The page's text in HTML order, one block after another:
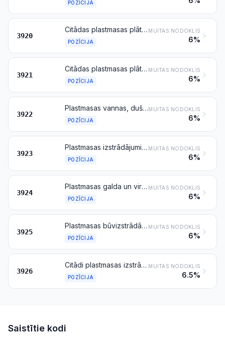
POZĪCIJA
3920
Citādas plastmasas plātnes, loksnes, plēves, folijas un lentes, bez porām, un kas nav stiegrotas, kārtainas, uz pamatnes vai tamlīdzīgi savienotas ar citiem materiāliem
POZĪCIJA
MUITAS NODOKLIS
6%
3921
Citādas plastmasas plātnes, loksnes, plēves, folijas un lentes
POZĪCIJA
MUITAS NODOKLIS
6%
3922
Plastmasas vannas, dušas, izlietnes, bidē, klozeta podi, riņķi un vāki, skalojamās kastes un tamlīdzīgi sanitārtehnikas izstrādājumi
POZĪCIJA
MUITAS NODOKLIS
6%
3923
Plastmasas izstrādājumi preču pārvadāšanai un iepakošanai; plastmasas aizbāžņi, vāki, vāciņi un citādi izstrādājumi aizvākošanai
POZĪCIJA
MUITAS NODOKLIS
6%
3924
Plastmasas galda un virtuves piederumi, citādi sadzīves priekšmeti un higiēnas vai tualetes piederumi
POZĪCIJA
MUITAS NODOKLIS
6%
3925
Plastmasas būvizstrādājumi, kas citur nav minēti un iekļauti
POZĪCIJA
MUITAS NODOKLIS
6%
3926
Citādi plastmasas izstrādājumi un izstrādājumi no citiem materiāliem, kas minēti pozīcijās 3901–3914
POZĪCIJA
MUITAS NODOKLIS
6.5%
Saistītie kodi